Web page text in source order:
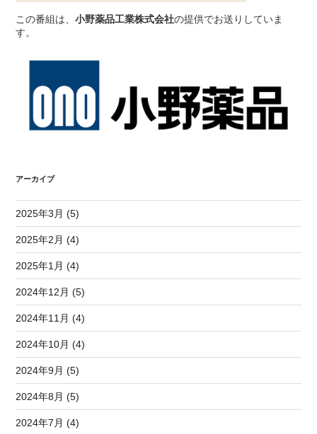
この番組は、小野薬品工業株式会社の提供でお送りしていま
す。
アーカイブ
2025年3月 (5)
2025年2月 (4)
2025年1月 (4)
2024年12月 (5)
2024年11月 (4)
2024年10月 (4)
2024年9月 (5)
2024年8月 (5)
2024年7月 (4)